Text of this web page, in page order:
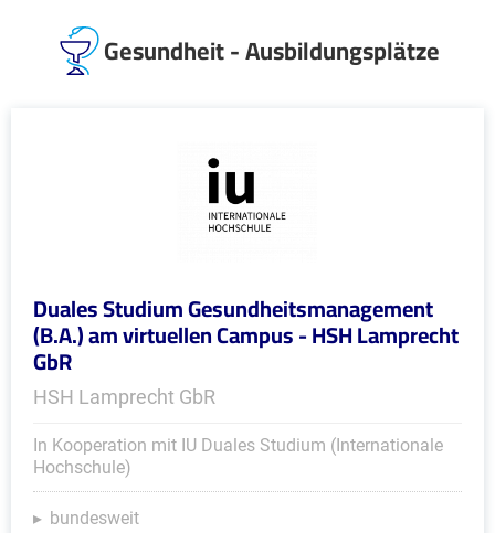
Gesundheit - Ausbildungsplätze
Duales Studium Gesundheitsmanagement
(B.A.) am virtuellen Campus - HSH Lamprecht
GbR
HSH Lamprecht GbR
In Kooperation mit IU Duales Studium (Internationale
Hochschule)
bundesweit